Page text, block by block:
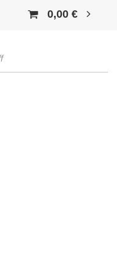
0,00 €